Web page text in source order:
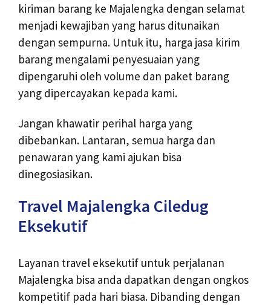
kiriman barang ke Majalengka dengan selamat
menjadi kewajiban yang harus ditunaikan
dengan sempurna. Untuk itu, harga jasa kirim
barang mengalami penyesuaian yang
dipengaruhi oleh volume dan paket barang
yang dipercayakan kepada kami.
Jangan khawatir perihal harga yang
dibebankan. Lantaran, semua harga dan
penawaran yang kami ajukan bisa
dinegosiasikan.
Travel Majalengka Ciledug
Eksekutif
Layanan travel eksekutif untuk perjalanan
Majalengka bisa anda dapatkan dengan ongkos
kompetitif pada hari biasa. Dibanding dengan